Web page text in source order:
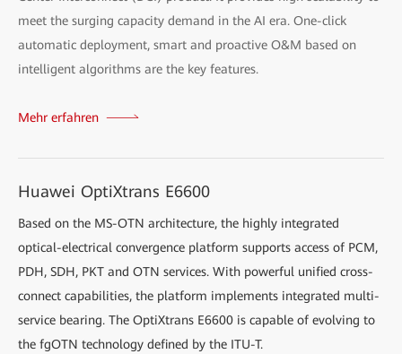
meet the surging capacity demand in the AI era. One-click
automatic deployment, smart and proactive O&M based on
intelligent algorithms are the key features.
Mehr erfahren
Huawei OptiXtrans E6600
Based on the MS-OTN architecture, the highly integrated
optical-electrical convergence platform supports access of PCM,
PDH, SDH, PKT and OTN services. With powerful unified cross-
connect capabilities, the platform implements integrated multi-
service bearing. The OptiXtrans E6600 is capable of evolving to
the fgOTN technology defined by the ITU-T.